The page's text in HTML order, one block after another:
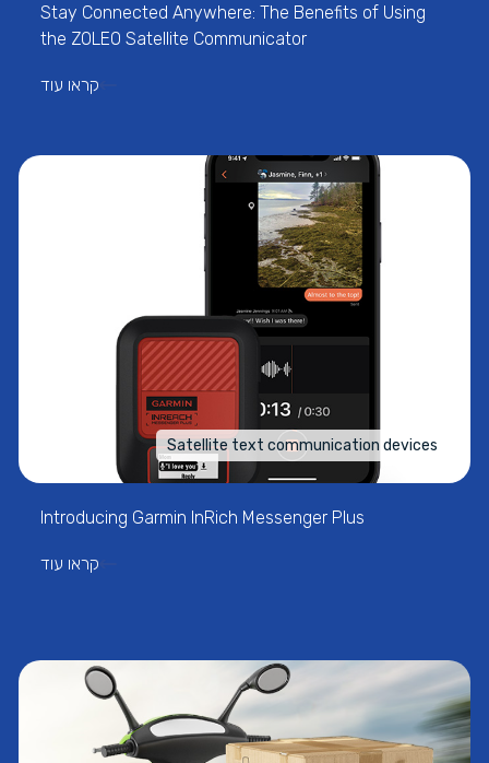
Stay Connected Anywhere: The Benefits of Using
the ZOLEO Satellite Communicator
קראו עוד
Satellite text communication devices
Introducing Garmin InRich Messenger Plus
קראו עוד